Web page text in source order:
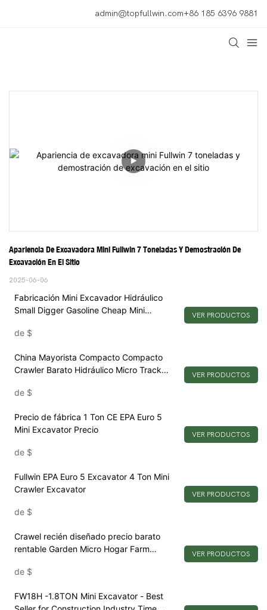
admin@topfullwin.com+86 185 6396 9881
Apariencia De Excavadora Mini Fullwin 7 Toneladas Y Demostración De
Excavación En El Sitio
2025-06-06
Fabricación Mini Excavador Hidráulico
Small Digger Gasoline Cheap Mini
de $
VER PRODUCTOS
China Mayorista Compacto Compacto
Crawler Barato Hidráulico Micro Track
de $
VER PRODUCTOS
Precio de fábrica 1 Ton CE EPA Euro 5
Mini Excavator Precio
de $
VER PRODUCTOS
Fullwin EPA Euro 5 Excavator 4 Ton Mini
Crawler Excavator
de $
VER PRODUCTOS
Crawel recién diseñado precio barato
rentable Garden Micro Hogar Farm
de $
VER PRODUCTOS
FW18H -1.8TON Mini Excavator - Best